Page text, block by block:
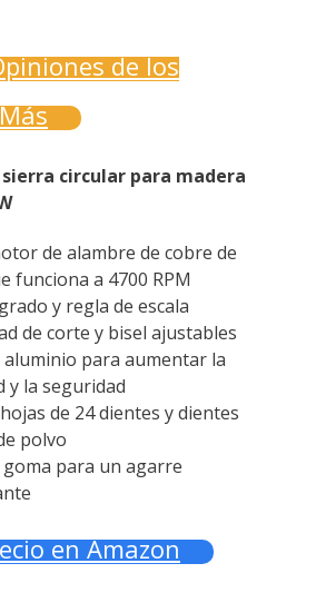
de los
circular para madera
de alambre de cobre de
funciona a 4700 RPM
y regla de escala
de corte y bisel ajustables
aluminio para aumentar la
y la seguridad
de 24 dientes y dientes
polvo
para un agarre
en Amazon